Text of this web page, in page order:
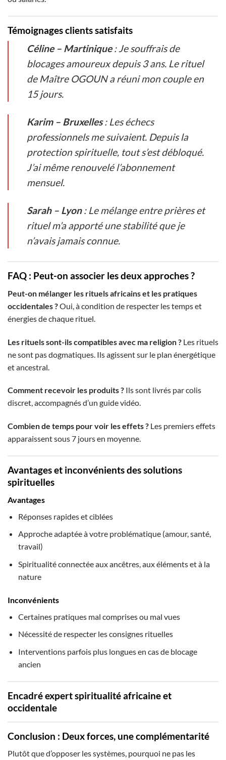
Témoignages clients satisfaits
Céline – Martinique: Je souffrais de
blocages amoureux depuis 3 ans. Le rituel
de Maître OGOUN a réuni mon couple en
15 jours.
Karim – Bruxelles: Les échecs
professionnels me suivaient. Depuis la
protection spirituelle, tout s’est débloqué.
J’ai même renouvelé l’abonnement
mensuel.
Sarah – Lyon: Le mélange entre prières et
rituel m’a apporté une stabilité que je
n’avais jamais connue.
FAQ : Peut-on associer les deux approches ?
Peut-on mélanger les rituels africains et les pratiques
occidentales ?Oui, à condition de respecter les temps et
énergies de chaque rituel.
Les rituels sont-ils compatibles avec ma religion ? Les rituels
ne sont pas dogmatiques. Ils agissent sur le plan énergétique
et ancestral.
Comment recevoir les produits ? Ils sont livrés par colis
discret, accompagnés d’un guide vidéo.
Combien de temps pour voir les effets ? Les premiers effets
apparaissent sous 7 jours en moyenne.
Avantages et inconvénients des solutions
spirituelles
Avantages
Réponses rapides et ciblées
Approche adaptée à votre problématique (amour, santé,
travail)
Spiritualité connectée aux ancêtres, aux éléments et à la
nature
Inconvénients
Certaines pratiques mal comprises ou mal vues
Nécessité de respecter les consignes rituelles
Interventions parfois plus longues en cas de blocage
ancien
Encadré expert spiritualité africaine et
occidentale
Conclusion : Deux forces, une complémentarité
Plutôt que d’opposer les systèmes, pourquoi ne pas les